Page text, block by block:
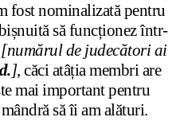
fost nominalizată pentru
să funcționez într-
[numărul de judecători ai
], căci atâția membri are
mai important pentru
să îi am alături.